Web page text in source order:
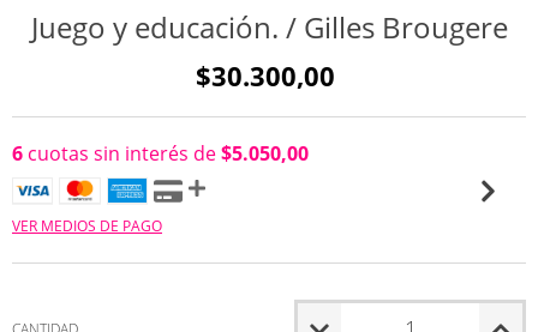
Juego y educación. / Gilles Brougere
$30.300,00
6 cuotas sin interés de$5.050,00
VER MEDIOS DE PAGO